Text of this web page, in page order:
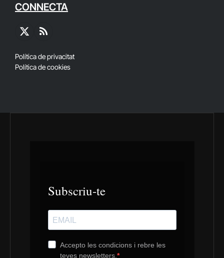
CONNECTA
X
RSS
Política de privacitat
Política de cookies